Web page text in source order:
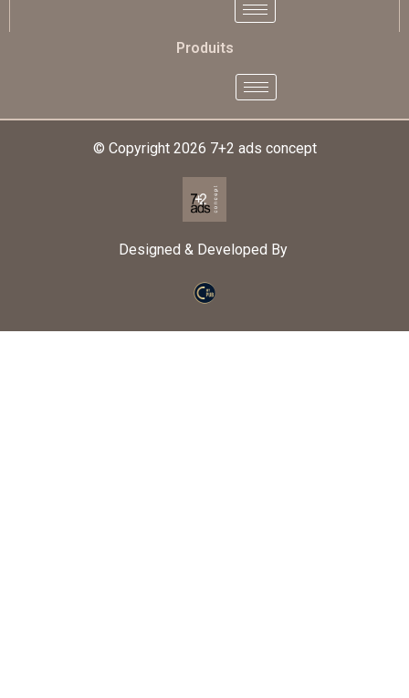
Produits
© Copyright 2026 7+2 ads concept
Designed & Developed By